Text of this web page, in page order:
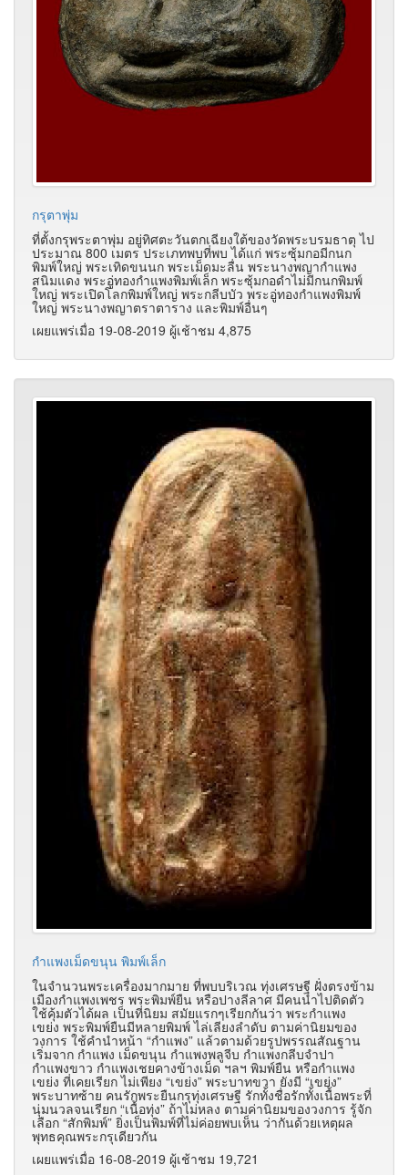
กรุตาพุ่ม
ที่ตั้งกรุพระตาพุ่ม อยู่ทิศตะวันตกเฉียงใต้ของวัดพระบรมธาตุ ไป
ประมาณ 800 เมตร ประเภทพบที่พบ ได้แก่ พระซุ้มกอมีกนก
พิมพ์ใหญ่ พระเทิดขนนก พระเม็ดมะลื่น พระนางพญากำแพง
สนิมแดง พระอู่ทองกำแพงพิมพ์เล็ก พระซุ้มกอดำไม่มีกนกพิมพ์
ใหญ่ พระเปิดโลกพิมพ์ใหญ่ พระกลีบบัว พระอู่ทองกำแพงพิมพ์
ใหญ่ พระนางพญาตราตาราง และพิมพ์อื่นๆ
เผยแพร่เมื่อ 19-08-2019 ผู้เช้าชม 4,875
กำแพงเม็ดขนุน พิมพ์เล็ก
ในจำนวนพระเครื่องมากมาย ที่พบบริเวณ ทุ่งเศรษฐี ฝั่งตรงข้าม
เมืองกำแพงเพชร พระพิมพ์ยืน หรือปางลีลาศ มีคนนำไปติดตัว
ใช้คุ้มตัวได้ผล เป็นที่นิยม สมัยแรกๆเรียกกันว่า พระกำแพง
เขย่ง พระพิมพ์ยืนมีหลายพิมพ์ ไล่เลียงลำดับ ตามค่านิยมของ
วงการ ใช้คำนำหน้า “กำแพง” แล้วตามด้วยรูปพรรณสัณฐาน
เริ่มจาก กำแพง เม็ดขนุน กำแพงพลูจีบ กำแพงกลีบจำปา
กำแพงขาว กำแพงเชยคางข้างเม็ด ฯลฯ พิมพ์ยืน หรือกำแพง
เขย่ง ที่เคยเรียก ไม่เพียง “เขย่ง” พระบาทขวา ยังมี “เขย่ง”
พระบาทซ้าย คนรักพระยืนกรุทุ่งเศรษฐี รักทั้งชื่อรักทั้งเนื้อพระที่
นุ่มนวลจนเรียก “เนื้อทุ่ง” ถ้าไม่หลง ตามค่านิยมของวงการ รู้จัก
เลือก “สักพิมพ์” ยิ่งเป็นพิมพ์ที่ไม่ค่อยพบเห็น ว่ากันด้วยเหตุผล
พุทธคุณพระกรุเดียวกัน
เผยแพร่เมื่อ 16-08-2019 ผู้เช้าชม 19,721